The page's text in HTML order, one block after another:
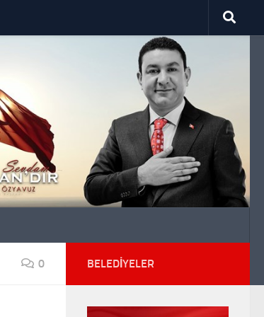
0 BELEDIYELER